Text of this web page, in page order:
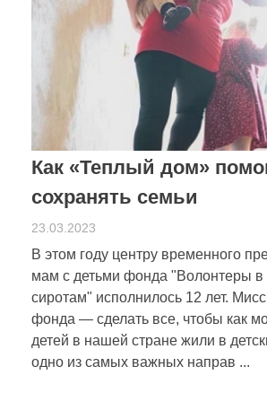
Как «Теплый дом»
сохранять семьи
23.03.2023
В этом году центру временного
мам с детьми фонда "Волонтеры
сиротам" исполнилось 12 лет.
фонда — сделать все, чтобы как
детей в нашей стране жили в
одно из самых важных направ ...